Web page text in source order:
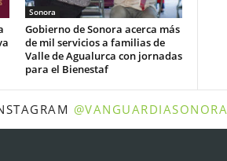
Sonora
Gobierno de Sonora acerca más
de mil servicios a familias de
Valle de Agualurca con jornadas
para el Bienestaf
@VANGUARDIASONORA